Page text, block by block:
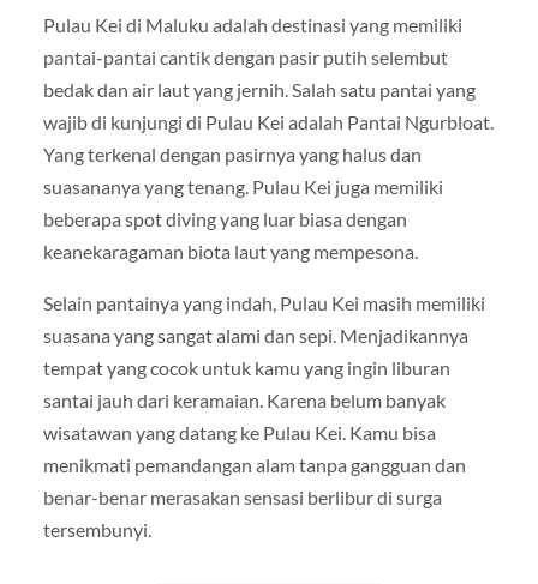
Pulau Kei di Maluku adalah destinasi yang memiliki
pantai-pantai cantik dengan pasir putih selembut
bedak dan air laut yang jernih. Salah satu pantai yang
wajib di kunjungi di Pulau Kei adalah Pantai Ngurbloat.
Yang terkenal dengan pasirnya yang halus dan
suasananya yang tenang. Pulau Kei juga memiliki
beberapa spot diving yang luar biasa dengan
keanekaragaman biota laut yang mempesona.
Selain pantainya yang indah, Pulau Kei masih memiliki
suasana yang sangat alami dan sepi. Menjadikannya
tempat yang cocok untuk kamu yang ingin liburan
santai jauh dari keramaian. Karena belum banyak
wisatawan yang datang ke Pulau Kei. Kamu bisa
menikmati pemandangan alam tanpa gangguan dan
benar-benar merasakan sensasi berlibur di surga
tersembunyi.